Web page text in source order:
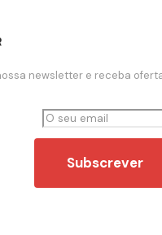
newsletter e receba